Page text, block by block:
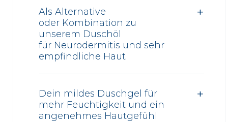
Als Alternative
oder Kombination zu
unserem Duschöl
für Neurodermitis und sehr
empfindliche Haut
Dein mildes Duschgel für
mehr Feuchtigkeit und ein
angenehmes Hautgefühl